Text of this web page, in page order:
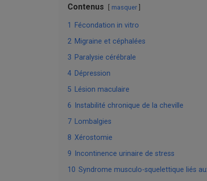
Contenus masquer
1
Fécondation in vitro
2 Migraine et céphalées
3 Paralysie cérébrale
4 Dépression
5 Lésion maculaire
6
Instabilité chronique de la cheville
7 Lombalgies
8 Xérostomie
9
Incontinence urinaire de stress
10 Syndrome musculo-squelettique liés